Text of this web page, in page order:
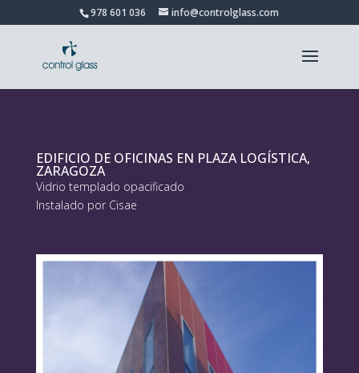
978 601 036 info@controlglass.com
EDIFICIO DE OFICINAS EN PLAZA LOGÍSTICA,
ZARAGOZA
Vidrio templado opacificado
Instalado por Cisae